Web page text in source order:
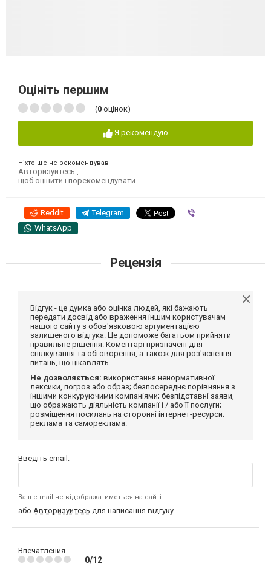
Оцініть першим
(0 оцінок)
Я рекомендую
Ніхто ще не рекомендував
Авторизуйтесь
щоб оцінити і порекомендувати
Reddit Telegram
WhatsApp
Рецензія
Відгук - це думка або оцінка людей, які бажають
передати досвід або враження іншим користувачам
нашого сайту з обов'язковою аргументацією
залишеного відгука. Це допоможе багатьом прийняти
правильне рішення. Коментарі призначені для
спілкування та обговорення, а також для роз'яснення
питань, що цікавлять.
Не дозволяється: використання ненормативної
лексики, погроз або образ; безпосереднє порівняння з
іншими конкуруючими компаніями; безпідставні заяви,
що ображають діяльність компанії і / або її послуги;
розміщення посилань на сторонні інтернет-ресурси;
реклама та самореклама.
Введіть email:
Ваш e-mail не відображатиметься на сайті
або Авторизуйтесь для написання відгуку
Впечатления
0/12